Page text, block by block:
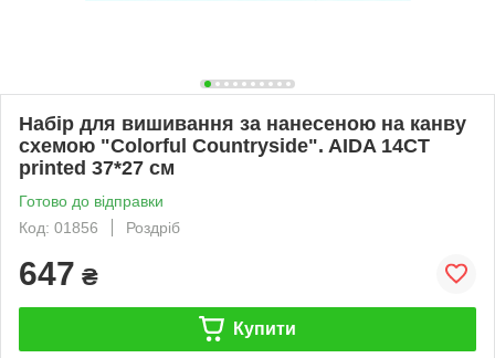
Набір для вишивання за нанесеною на канву
схемою "Colorful Countryside". AIDA 14CT
printed 37*27 см
Готово до відправки
Код: 01856
Роздріб
647 ₴
Купити